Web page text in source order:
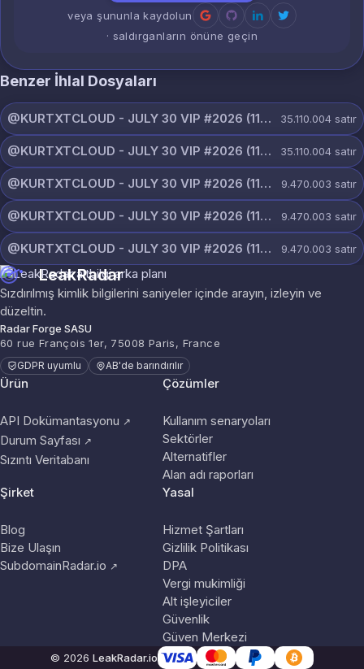
veya şununla kaydolun
· saldırganların önüne geçin
Benzer İhlal Dosyaları
@KURTXTCLOUD - JULY 30 VIP #2026 (115).txt 35.110.004 satır
@KURTXTCLOUD - JULY 30 VIP #2026 (114).txt 35.110.004 satır
@KURTXTCLOUD - JULY 30 VIP #2026 (113).txt 9.470.003 satır
@KURTXTCLOUD - JULY 30 VIP #2026 (112).txt 9.470.003 satır
@KURTXTCLOUD - JULY 30 VIP #2026 (111).txt 9.470.003 satır
LeakRadar
Sızdırılmış kimlik bilgilerini saniyeler içinde arayın, izleyin ve
düzeltin.
Radar Forge SASU
60 rue François 1er, 75008 Paris, France
GDPR uyumlu AB'de barındırılır
Ürün
API Dokümantasyonu ↗
Durum Sayfası ↗
Sızıntı Veritabanı
Çözümler
Kullanım senaryoları
Sektörler
Alternatifler
Alan adı raporları
Şirket
Blog
Bize Ulaşın
SubdomainRadar.io ↗
Yasal
Hizmet Şartları
Gizlilik Politikası
DPA
Vergi mukimliği
Alt işleyiciler
Güvenlik
Güven Merkezi
© 2026 LeakRadar.io